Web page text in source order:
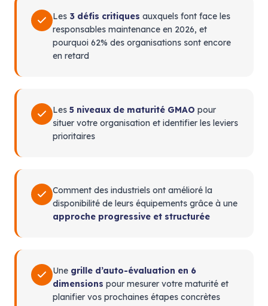
Les 3 défis critiques auxquels font face les
responsables maintenance en 2026, et
pourquoi 62% des organisations sont encore
en retard
Les 5 niveaux de maturité GMAO pour
situer votre organisation et identifier les leviers
prioritaires
Comment des industriels ont amélioré la
disponibilité de leurs équipements grâce à une
approche progressive et structurée
Une grille d’auto-évaluation en 6
dimensions pour mesurer votre maturité et
planifier vos prochaines étapes concrètes